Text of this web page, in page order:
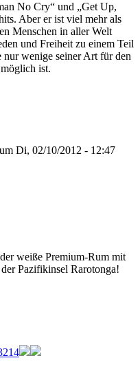
No Cry“ und „Get Up,
Aber er ist viel mehr als
Menschen in aller Welt
und Freiheit zu einem Teil
nur wenige seiner Art für den
ist.
Di, 02/10/2012 - 12:47
weiße Premium-Rum mit
Pazifikinsel Rarotonga!
214